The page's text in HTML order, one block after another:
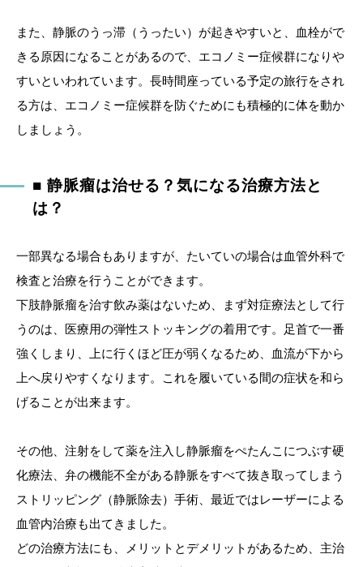
また、静脈のうっ滞（うったい）が起きやすいと、血栓がで
きる原因になることがあるので、エコノミー症候群になりや
すいといわれています。長時間座っている予定の旅行をされ
る方は、エコノミー症候群を防ぐためにも積極的に体を動か
しましょう。
■ 静脈瘤は治せる？気になる治療方法と
は？
一部異なる場合もありますが、たいていの場合は血管外科で
検査と治療を行うことができます。
下肢静脈瘤を治す飲み薬はないため、まず対症療法として行
うのは、医療用の弾性ストッキングの着用です。足首で一番
強くしまり、上に行くほど圧が弱くなるため、血流が下から
上へ戻りやすくなります。これを履いている間の症状を和ら
げることが出来ます。
その他、注射をして薬を注入し静脈瘤をぺたんこにつぶす硬
化療法、弁の機能不全がある静脈をすべて抜き取ってしまう
ストリッピング（静脈除去）手術、最近ではレーザーによる
血管内治療も出てきました。
どの治療方法にも、メリットとデメリットがあるため、主治